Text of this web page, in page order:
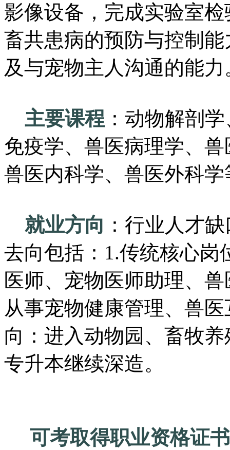
影像设备，完成实验室
畜共患病的预防与控制
及与宠物主人沟通的能力
主要课程 ：动物解剖
免疫学、兽医病理学、
兽医内科学、兽医外科学
就业方向 ：行业人才
去向包括：1.传统核心岗
医师、宠物医师助理、
从事宠物健康管理、兽
向：进入动物园、畜牧
专升本继续深造。
可考取得职业资格证